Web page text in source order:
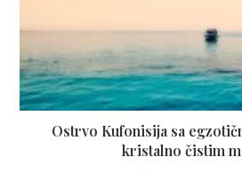
Ostrvo Kufonisija sa
kristalno čistim